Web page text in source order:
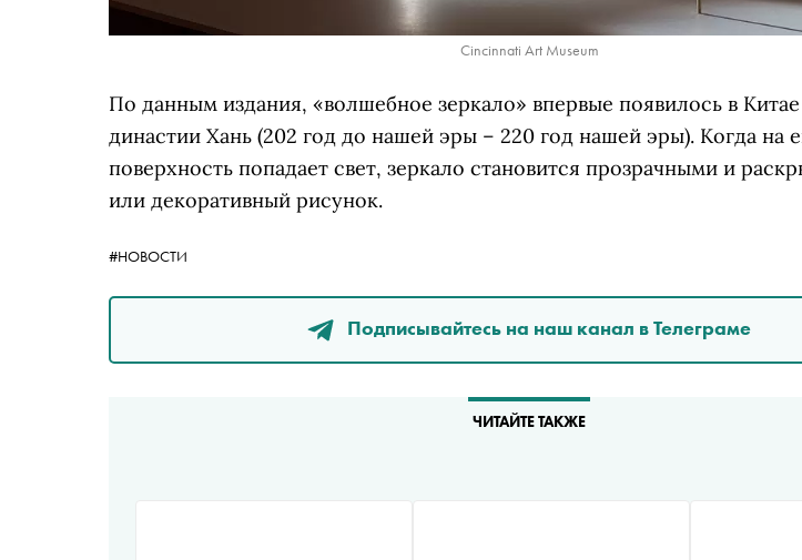
Cincinnati Art Museum
По данным издания, «волшебное зеркало» впервые появилось в
династии Хань (202 год до нашей эры – 220 год нашей эры). Когда на
поверхность попадает свет, зеркало становится прозрачными и
или декоративный рисунок.
#НОВОСТИ
Подписывайтесь на наш канал в Телеграме
ЧИТАЙТЕ ТАКЖЕ